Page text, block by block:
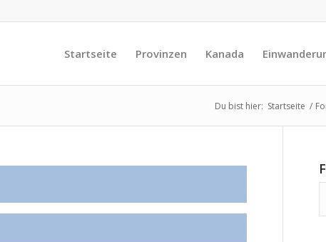
Startseite Provinzen Kanada
Du bist hier: Startseite /